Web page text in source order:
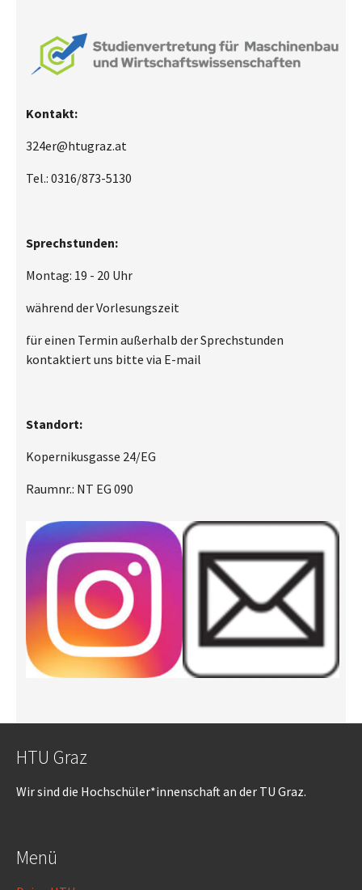
Kontakt:
324er@htugraz.at
Tel.: 0316/873-5130
Sprechstunden:
Montag: 19 - 20 Uhr
während der Vorlesungszeit
für einen Termin außerhalb der Sprechstunden
kontaktiert uns bitte via E-mail
Standort:
Kopernikusgasse 24/EG
Raumnr.: NT EG 090
HTU Graz
Wir sind die Hochschüler*innenschaft an der TU Graz.
Menü